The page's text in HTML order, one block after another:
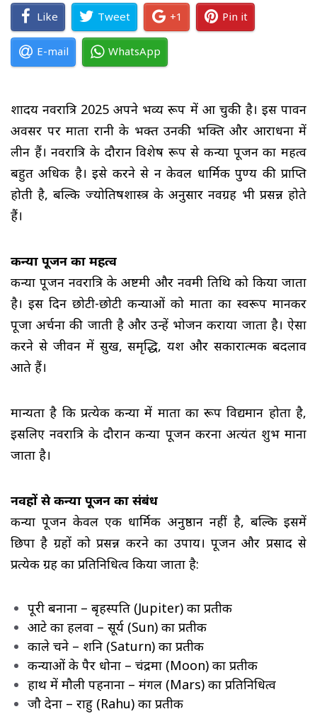
Like Tweet +1 Pin it
E-mail WhatsApp
शार्दीय नवरात्रि 2025 अपने भव्य रूप में आ चुकी है। इस पावन
अवसर पर माता रानी के भक्त उनकी भक्ति और आराधना में
लीन हैं। नवरात्रि के दौरान विशेष रूप से कन्या पूजन का महत्व
बहुत अधिक है। इसे करने से न केवल धार्मिक पुण्य की प्राप्ति
होती है, बल्कि ज्योतिषशास्त्र के अनुसार नवग्रह भी प्रसन्न होते
हैं।
कन्या पूजन का महत्व
कन्या पूजन नवरात्रि के अष्टमी और नवमी तिथि को किया जाता
है। इस दिन छोटी-छोटी कन्याओं को माता का स्वरूप मानकर
पूजा अर्चना की जाती है और उन्हें भोजन कराया जाता है। ऐसा
करने से जीवन में सुख, समृद्धि, यश और सकारात्मक बदलाव
आते हैं।
मान्यता है कि प्रत्येक कन्या में माता का रूप विद्यमान होता है,
इसलिए नवरात्रि के दौरान कन्या पूजन करना अत्यंत शुभ माना
जाता है।
नवग्रहों से कन्या पूजन का संबंध
कन्या पूजन केवल एक धार्मिक अनुष्ठान नहीं है, बल्कि इसमें
छिपा है ग्रहों को प्रसन्न करने का उपाय। पूजन और प्रसाद से
प्रत्येक ग्रह का प्रतिनिधित्व किया जाता है:
पूरी बनाना – बृहस्पति (Jupiter) का प्रतीक
आटे का हलवा – सूर्य (Sun) का प्रतीक
काले चने – शनि (Saturn) का प्रतीक
कन्याओं के पैर धोना – चंद्रमा (Moon) का प्रतीक
हाथ में मौली पहनाना – मंगल (Mars) का प्रतिनिधित्व
जौ देना – राहु (Rahu) का प्रतीक